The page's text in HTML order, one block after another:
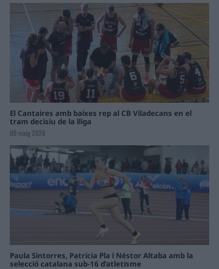
El Cantaires amb baixes rep al CB Viladecans en el
tram decisiu de la lliga
09 maig 2026
Paula Sintorres, Patrícia Pla i Néstor Altaba amb la
selecció catalana sub-16 d’atletisme